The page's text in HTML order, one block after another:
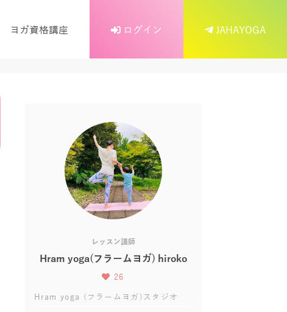
ヨガ資格講座 ログイン JAHAYOGA
レッスン講師
Hram yoga(フラームヨガ) hiroko
26
Hram yoga (フラームヨガ)スタジオ